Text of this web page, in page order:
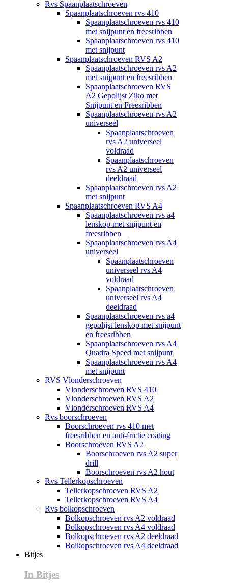
Rvs Spaanplaatschroeven
Spaanplaatschroeven rvs 410
Spaanplaatschroeven rvs 410
met snijpunt en freesribben
Spaanplaatschroeven rvs 410
met snijpunt
Spaanplaatschroeven RVS A2
Spaanplaatschroeven rvs A2
met snijpunt en freesribben
Spaanplaatschroeven RVS
A2 Gepolijst Ziko met
Snijpunt en Freesribben
Spaanplaatschroeven rvs A2
universeel
Spaanplaatschroeven
rvs A2 universeel
voldraad
Spaanplaatschroeven
rvs A2 universeel
deeldraad
Spaanplaatschroeven rvs A2
met snijpunt
Spaanplaatschroeven RVS A4
Spaanplaatschroeven rvs a4
lenskop met snijpunt en
freesribben
Spaanplaatschroeven rvs A4
universeel
Spaanplaatschroeven
universeel rvs A4
voldraad
Spaanplaatschroeven
universeel rvs A4
deeldraad
Spaanplaatschroeven rvs a4
gepolijst lenskop met snijpunt
en freesribben
Spaanplaatschroeven rvs A4
Quadra Speed met snijpunt
Spaanplaatschroeven rvs A4
met snijpunt
RVS Vlonderschroeven
Vlonderschroeven RVS 410
Vlonderschroeven RVS A2
Vlonderschroeven RVS A4
Rvs boorschroeven
Boorschroeven rvs 410 met
freesribben en anti-frictie coating
Boorschroeven RVS A2
Boorschroeven rvs A2 super
drill
Boorschroeven rvs A2 hout
Rvs Tellerkopschroeven
Tellerkopschroeven RVS A2
Tellerkopschroeven RVS A4
Rvs bolkopschroeven
Bolkopschroeven rvs A2 voldraad
Bolkopschroeven rvs A4 voldraad
Bolkopschroeven rvs A2 deeldraad
Bolkopschroeven rvs A4 deeldraad
Bitjes
In Bitjes